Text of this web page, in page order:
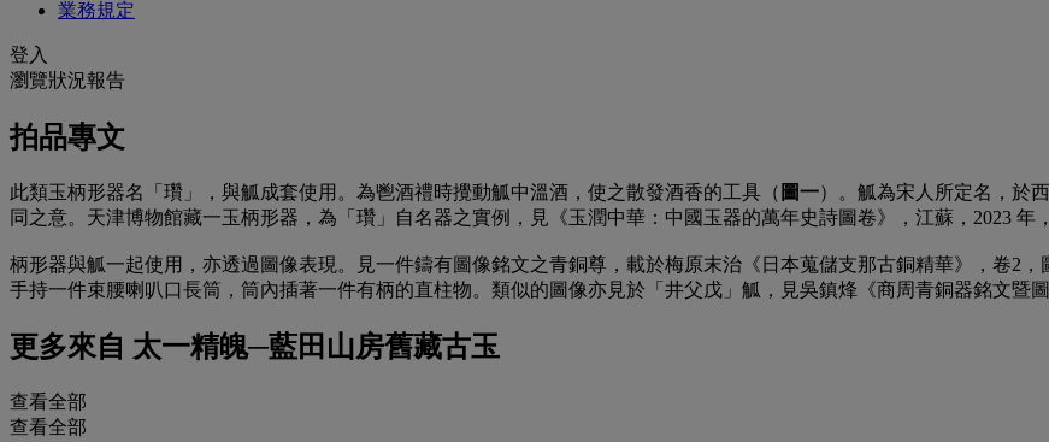
業務規定
登入
瀏覽狀況報告
拍品專文
此類玉柄形器名「瓚」，與觚成套使用。為鬯酒禮時攪動觚中溫酒，使之散發酒香的工具（ 圖一）。觚為宋人所定名，於
同之意。天津博物館藏一玉柄形器，為「瓚」自名器之實例，見《玉潤中華：中國玉器的萬年史詩圖卷》，江蘇，2023 年
柄形器與觚一起使用，亦透過圖像表現。見一件鑄有圖像銘文之青銅尊，載於梅原末治《日本蒐儲支那古銅精華》，卷2，
手持一件束腰喇叭口長筒，筒內插著一件有柄的直柱物。類似的圖像亦見於「井父戊」觚，見吳鎮烽《商周青銅器銘文暨圖
更多來自 太一精魄─藍田山房舊藏古玉
查看全部
查看全部